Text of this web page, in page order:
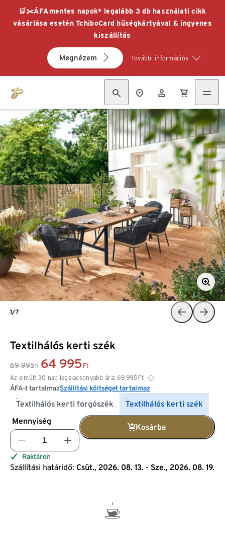
🛒✂️ÁFAmentes napok* legalább 3 db használati cikk
vásárlása esetén TchiboCard hűségkártyával & ingyenes
kiszállítás
Megnézem További információk
Textilhálós kerti szék
69 995 Ft 64 995 Ft
Az elmúlt 30 nap legalacsonyabb ára: 69 995 Ft
ÁFA-t tartalmazSzállítási költséget tartalmaz
Textilhálós kerti forgószék
Textilhálós kerti szék
Mennyiség
Kosárba
Raktáron
Szállítási határidő: Csüt., 2026. 08. 13. - Sze., 2026. 08. 19.
1/7